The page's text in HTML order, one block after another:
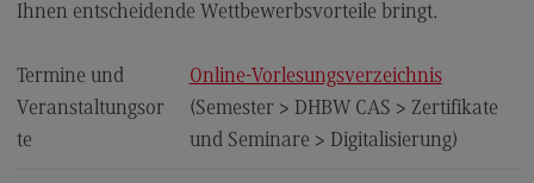
Ansprechpersonen
Wegbeschreibung
Ihnen entscheidende Wettbewerbsvorteile bringt.
Termine und
Veranstaltungsor
te
Online-Vorlesungsverzeichnis
(Semester > DHBW CAS > Zertifikate
und Seminare > Digitalisierung)